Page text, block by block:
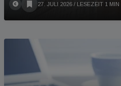
27. JULI 2026 / LESEZEIT 1 MIN